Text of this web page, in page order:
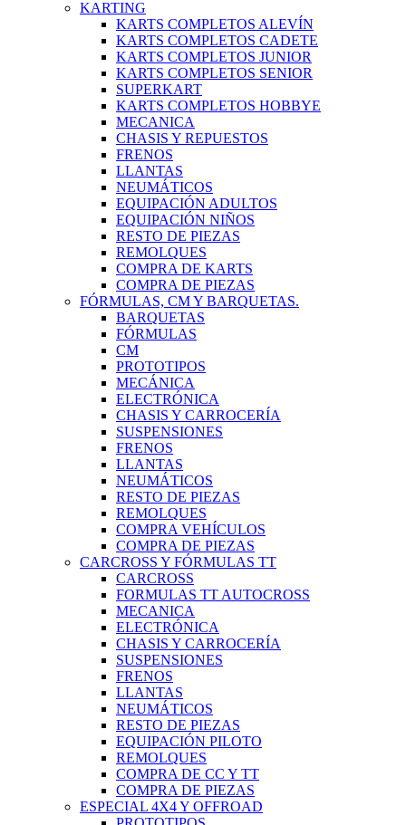
KARTING
KARTS COMPLETOS ALEVÍN
KARTS COMPLETOS CADETE
KARTS COMPLETOS JUNIOR
KARTS COMPLETOS SENIOR
SUPERKART
KARTS COMPLETOS HOBBYE
MECANICA
CHASIS Y REPUESTOS
FRENOS
LLANTAS
NEUMÁTICOS
EQUIPACIÓN ADULTOS
EQUIPACIÓN NIÑOS
RESTO DE PIEZAS
REMOLQUES
COMPRA DE KARTS
COMPRA DE PIEZAS
FÓRMULAS, CM Y BARQUETAS.
BARQUETAS
FÓRMULAS
CM
PROTOTIPOS
MECÁNICA
ELECTRÓNICA
CHASIS Y CARROCERÍA
SUSPENSIONES
FRENOS
LLANTAS
NEUMÁTICOS
RESTO DE PIEZAS
REMOLQUES
COMPRA VEHÍCULOS
COMPRA DE PIEZAS
CARCROSS Y FÓRMULAS TT
CARCROSS
FORMULAS TT AUTOCROSS
MECANICA
ELECTRÓNICA
CHASIS Y CARROCERÍA
SUSPENSIONES
FRENOS
LLANTAS
NEUMÁTICOS
RESTO DE PIEZAS
EQUIPACIÓN PILOTO
REMOLQUES
COMPRA DE CC Y TT
COMPRA DE PIEZAS
ESPECIAL 4X4 Y OFFROAD